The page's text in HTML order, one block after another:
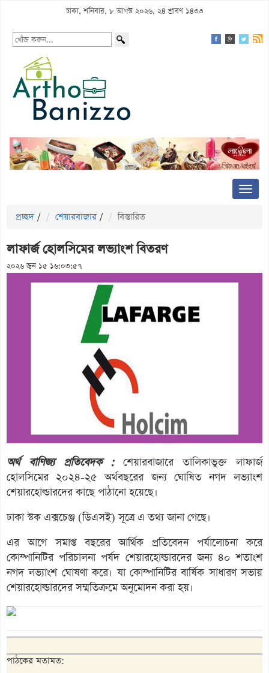
ঢাকা, শনিবার, ৮ আগস্ট ২০২৬, ২৪ শ্রাবণ ১৪৩৩
প্রচ্ছদ / শেয়ারবাজার / বিস্তারিত
লাফার্জ হোলসিমের লভ্যাংশ বিতরণ
২০২৬ জুন ১৫ ১৬:০৩:৫৭
অর্থ বাণিজ্য প্রতিবেদক :শেয়ারবাজারে তালিকাভুক্ত লাফার্জ
হোলসিমের ২০২৪-২৫ অর্থবছরের জন্য ঘোষিত নগদ লভ্যাংশ
শেয়ারহোল্ডারদের কাছে পাঠানো হয়েছে।
ঢাকা স্টক এক্সচেঞ্জ (ডিএসই) সূত্রে এ তথ্য জানা গেছে।
এর আগে সমাপ্ত বছরের আর্থিক প্রতিবেদন পর্যালোচনা করে
কোম্পানিটির পরিচালনা পর্ষদ শেয়ারহোল্ডারদের জন্য ৪০ শতাংশ
নগদ লভ্যাংশ ঘোষণা করে। যা কোম্পানিটির বার্ষিক সাধারণ সভায়
শেয়ারহোল্ডারদের সম্মতিক্রমে অনুমোদন করা হয়।
পাঠকের মতামত: